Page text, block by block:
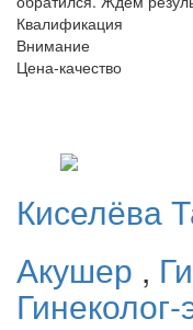
Квалификация
Внимание
Цена-качество
Киселёва
Акушер ,